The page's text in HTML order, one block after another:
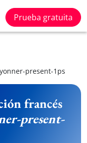
Prueba gratuita
present-1ps
francés
present-